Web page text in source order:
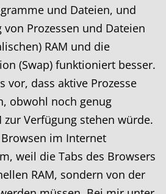
und Dateien, und
Prozessen und Dateien
RAM und die
(Swap) funktioniert besser.
vor, dass aktive Prozesse
obwohl noch genug
zur Verfügung stehen würde.
im Internet
weil die Tabs des Browsers
RAM, sondern von der